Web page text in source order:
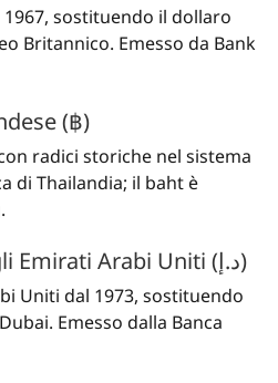
sostituendo il dollaro
Britannico. Emesso da Bank
(฿)
radici storiche nel sistema
di Thailandia; il baht è
AED — Dirham degli Emirati Arabi Uniti (د.إ)
Uniti dal 1973, sostituendo
Emesso dalla Banca